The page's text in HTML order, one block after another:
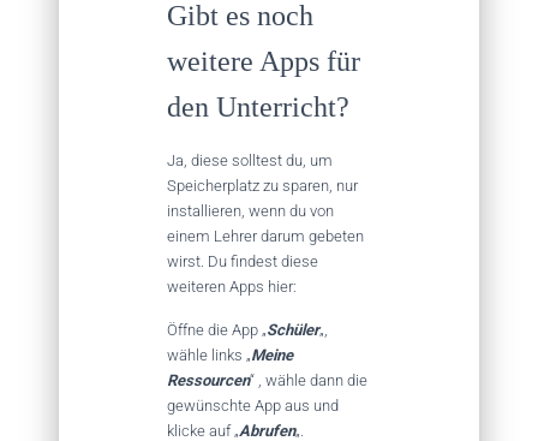
Gibt es noch
weitere Apps für
den Unterricht?
Ja, diese solltest du, um
Speicherplatz zu sparen, nur
installieren, wenn du von
einem Lehrer darum gebeten
wirst. Du findest diese
weiteren Apps hier:
Öffne die App „Schüler„,
wähle links „Meine
Ressourcen“ , wähle dann die
gewünschte App aus und
klicke auf „Abrufen„.